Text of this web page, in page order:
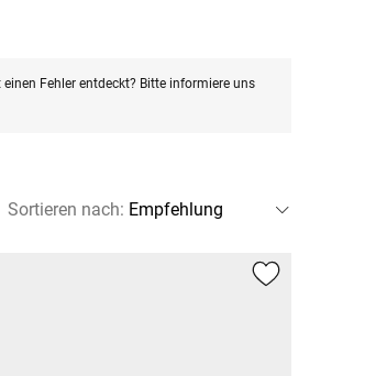
Fehler entdeckt? Bitte informiere uns
Sortieren nach: